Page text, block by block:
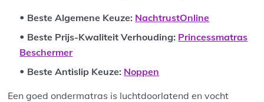
Beste Algemene Keuze: NachtrustOnline
Beste Prijs-Kwaliteit Verhouding: Princessmatras
Beschermer
Beste Antislip Keuze: Noppen
Een goed ondermatras is luchtdoorlatend en vocht